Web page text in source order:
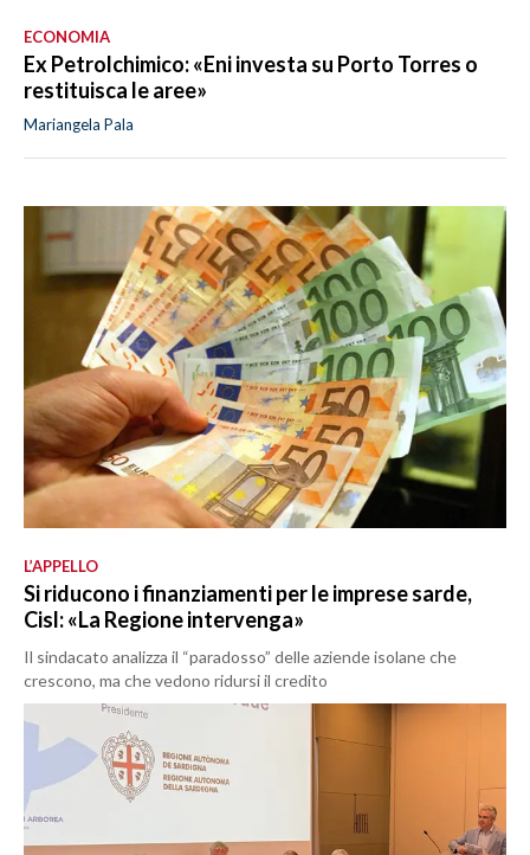
ECONOMIA
Ex Petrolchimico: «Eni investa su Porto Torres o
restituisca le aree»
Mariangela Pala
L’APPELLO
Si riducono i finanziamenti per le imprese sarde,
Cisl: «La Regione intervenga»
Il sindacato analizza il “paradosso” delle aziende isolane che
crescono, ma che vedono ridursi il credito